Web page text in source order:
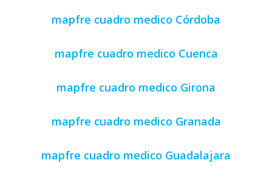
mapfre cuadro medico Córdoba
mapfre cuadro medico Cuenca
mapfre cuadro medico Girona
mapfre cuadro medico Granada
mapfre cuadro medico Guadalajara